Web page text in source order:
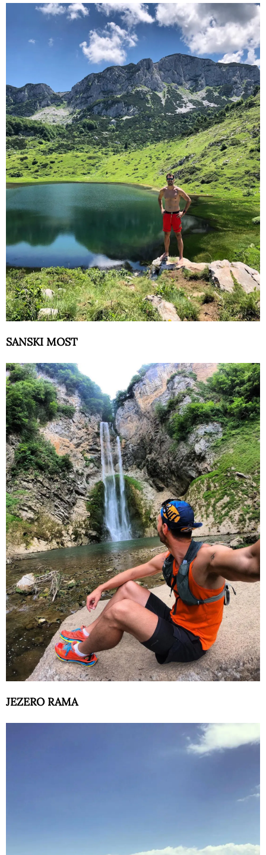
SANSKI MOST
JEZERO RAMA